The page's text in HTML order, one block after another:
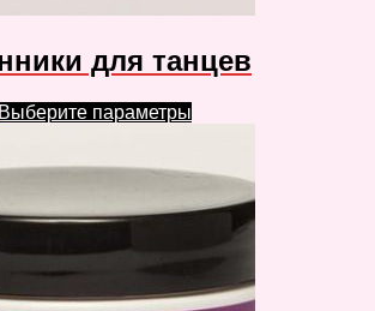
для танцев
Выберите параметры